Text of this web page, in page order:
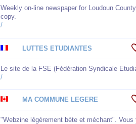
Weekly on-line newspaper for Loudoun
copy.
/
LUTTES ETUDIANTES
Le site de la FSE (Fédération Syndicale
/
MA COMMUNE LEGERE
"Webzine légèrement bète et méchant".